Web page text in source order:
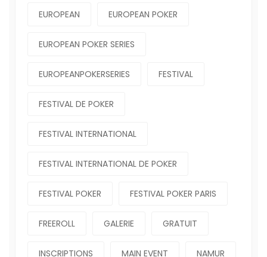
EUROPEAN EUROPEAN POKER
EUROPEAN POKER SERIES
EUROPEANPOKERSERIES FESTIVAL
FESTIVAL DE POKER
FESTIVAL INTERNATIONAL
FESTIVAL INTERNATIONAL DE POKER
FESTIVAL POKER FESTIVAL POKER PARIS
FREEROLL GALERIE GRATUIT
INSCRIPTIONS MAIN EVENT NAMUR